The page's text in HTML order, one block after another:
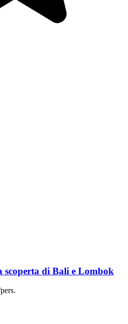
di Bali e Lombok